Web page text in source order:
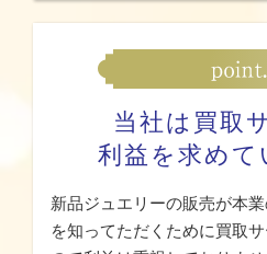
当社は買取
利益を求めて
新品ジュエリーの販売が本
を知ってただくために買取